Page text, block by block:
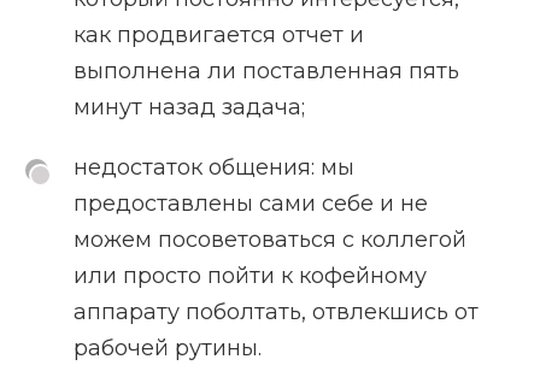
как продвигается отчет и
выполнена ли поставленная пять
минут назад задача;
недостаток общения: мы
предоставлены сами себе и не
можем посоветоваться с коллегой
или просто пойти к кофейному
аппарату поболтать, отвлекшись от
рабочей рутины.